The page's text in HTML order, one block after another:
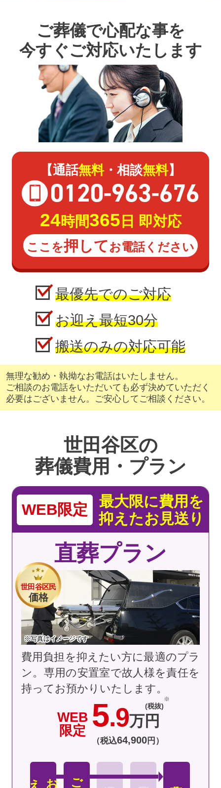
ご葬儀で心配な事を
今すぐご対応いたします
【通話無料・相談無料】
0120-963-676
24時間365 日 即対応
ここを押してお電話ください
最優先でのご対応
お迎え最短30分
搬送のみの対応可能
無理な勧め・執拗なお電話はいたしません。
ご相談のお電話をいただいても必ず決めていただく
必要はございません。ご安心してご相談ください。
世田谷区の
葬儀費用・プラン
世田谷区民
価格
※写真はイメージです
WEB限定
最大限に費用を
抑えたお見送り
直葬プラン
WEB
限定 5.9万円
(税抜)
（税込64,900円）
お
迎
え ご安置
費用負担を抑えたい方に最適のプラ
ン。専用の安置室で故人様を責任を
持ってお預かりいたします。